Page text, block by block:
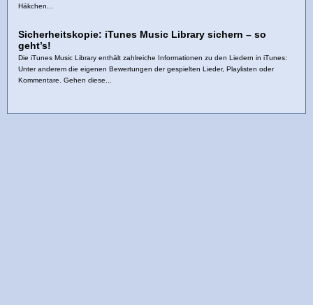
Häkchen...
Sicherheitskopie: iTunes Music Library sichern – so
geht’s!
Die iTunes Music Library enthält zahlreiche Informationen zu den Liedern in iTunes:
Unter anderem die eigenen Bewertungen der gespielten Lieder, Playlisten oder
Kommentare. Gehen diese...